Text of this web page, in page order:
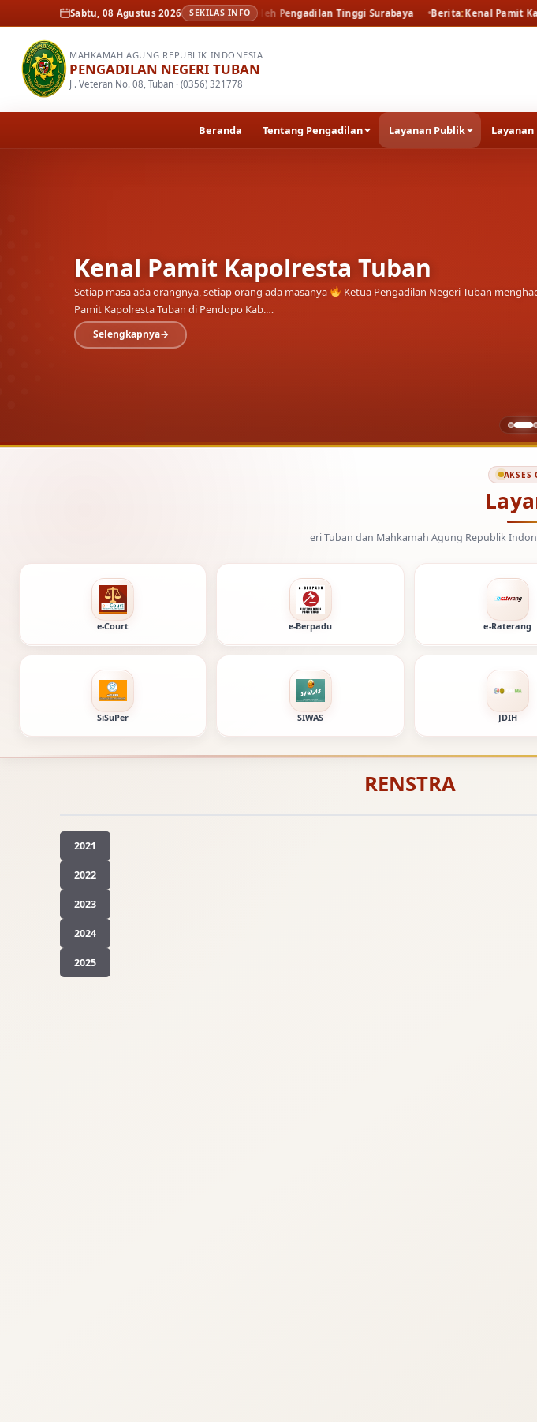
Sabtu, 08 Agustus 2026 SEKILAS INFO
Unggul dan Tangguh ( AMPUH ) Oleh Pengadilan Tinggi Surabaya Berita Kenal Pamit Kapolresta Tuban
MAHKAMAH AGUNG REPUBLIK INDONESIA
PENGADILAN NEGERI TUBAN
Jl. Veteran No. 08, Tuban · (0356) 321778
Beranda Tentang Pengadilan Layanan Publik
Kenal Pamit Kapolresta Tuban
Setiap masa ada orangnya, setiap orang ada masanya
Ketua Pengadilan Negeri Tuban
Pamit Kapolresta Tuban di Pendopo Kab.…
Selengkapnya
AKSES
Layanan digital Pengadilan Negeri Tuban dan Mahkamah Agung Republik Indonesia.
e-Court e-Berpadu e-Raterang
SiSuPer SIWAS JDIH
RENSTRA
2021
2022
2023
2024
2025